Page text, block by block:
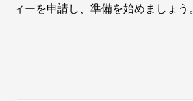
ィーを申請し、準備を始めましょう。